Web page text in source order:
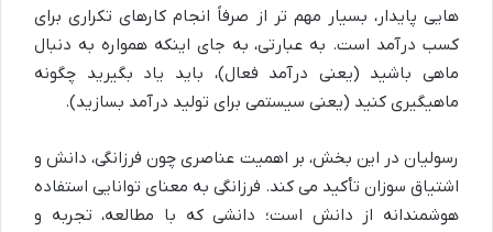
هایی پایدار، بسیار مهم تر از صرفاً انجام کارهای تکراری برای
کسب درآمد است. به عبارتی، به جای اینکه همواره به دنبال
ماهی باشید (یعنی درآمد فعال)، باید یاد بگیرید چگونه
ماهیگیری کنید (یعنی سیستمی برای تولید درآمد بسازید).
رسولیان در این بخش، بر اهمیت عناصری چون فرزانگی، دانش و
اشتیاق سوزان تأکید می کند. فرزانگی به معنای توانایی استفاده
هوشمندانه از دانش است؛ دانشی که با مطالعه، تجربه و